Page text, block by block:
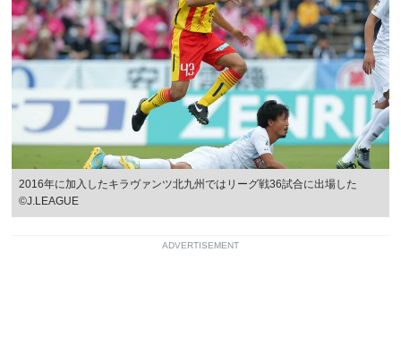
2016年に加入したキラヴァンツ北九州ではリーグ戦36試合に出場した
©︎J.LEAGUE
ADVERTISEMENT